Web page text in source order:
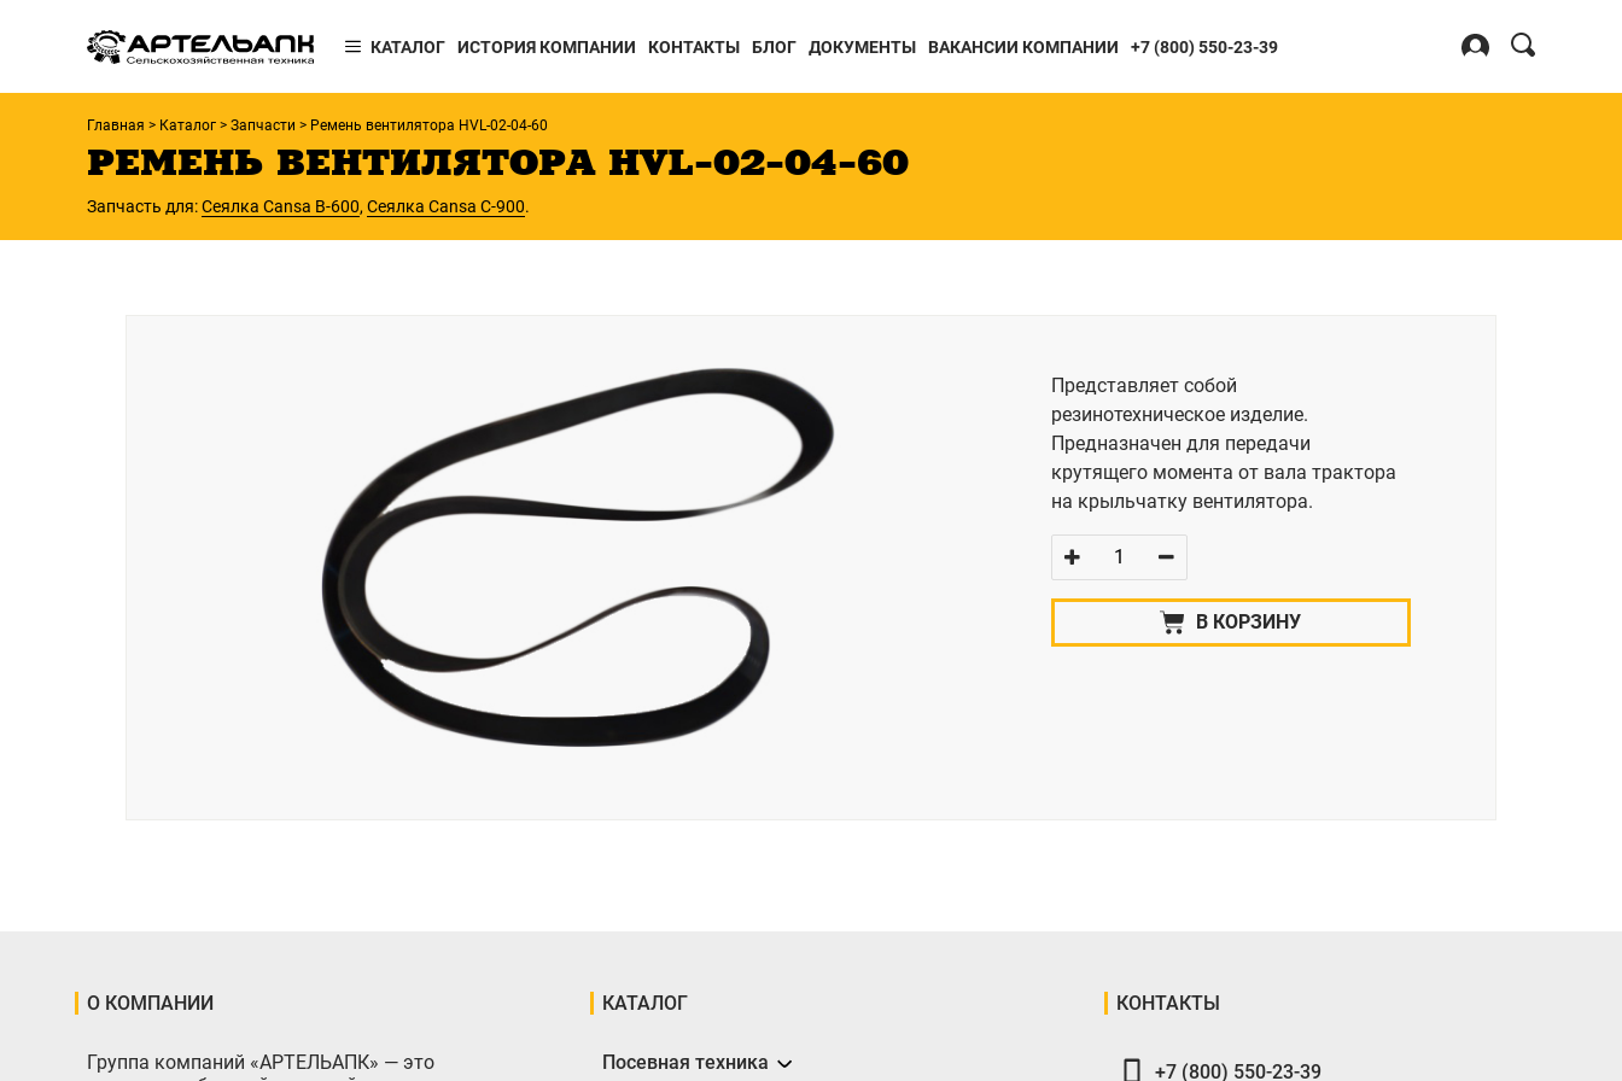
КАТАЛОГ
ПОСЕВНАЯ
Сеялки
ТЕХНИКА
Глубокорыхлители
ИСТОРИЯ КОМПАНИИ КОНТАКТЫ БЛОГ ДОКУМЕНТЫ ВАКАНСИИ КОМПАНИИ +7 (800) 550-23-39
Search
for:
Главная > Каталог > Запчасти > Ремень вентилятора HVL-02-04-60
РЕМЕНЬ ВЕНТИЛЯТОРА HVL-02-04-60
Запчасть для:Сеялка Cansa B-600, Сеялка Cansa C-900.
Представляет собой
резинотехническое изделие.
Предназначен для передачи
крутящего момента от вала трактора
на крыльчатку вентилятора.
В КОРЗИНУ
О КОМПАНИИ
Группа компаний «АРТЕЛЬАПК» — это
КАТАЛОГ
Посевная техника
КОНТАКТЫ
+7 (800) 550-23-39